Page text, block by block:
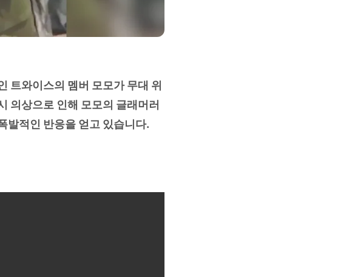
트와이스의 멤버 모모가 무대 위
의상으로 인해 모모의 글래머러
발적인 반응을 얻고 있습니다.